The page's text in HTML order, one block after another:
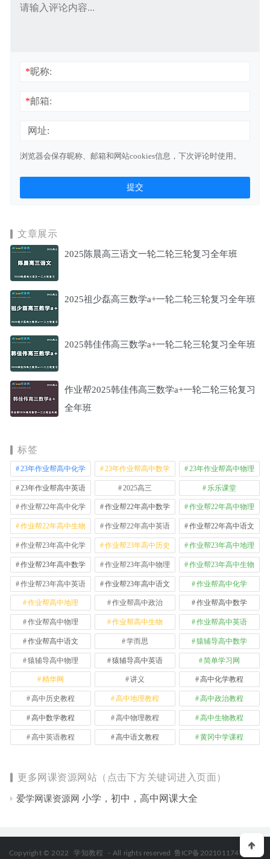
*昵称:
*邮箱:
网址:
浏览器会保存昵称、邮箱和网站cookies信息，下次评论时使用。
文章展示
2025陈晨高三语文一轮二轮三轮复习全年班
2025祖少磊高三数学a+一轮二轮三轮复习全年班
2025韩佳伟高三数学a+一轮二轮三轮复习全年班
作业帮2025韩佳伟高三数学a+一轮二轮三轮复习
全年班
标签
23年作业帮高中化学 23年作业帮高中数学 23年作业帮高中物理
23年作业帮高中英语 2025高三 乐乐课堂
作业帮22年高中化学 作业帮22年高中数学 作业帮22年高中物理
作业帮22年高中生物 作业帮22年高中英语 作业帮22年高中语文
作业帮23年高中化学 作业帮23年高中历史 作业帮23年高中地理
作业帮23年高中数学 作业帮23年高中物理 作业帮23年高中生物
作业帮23年高中英语 作业帮23年高中语文 作业帮高中化学
作业帮高中地理 作业帮高中政治 作业帮高中数学
作业帮高中物理 作业帮高中生物 作业帮高中英语
作业帮高中语文 学而思 猿辅导高中数学
猿辅导高中物理 猿辅导高中英语 简单学习网
精华网 讲义 高中化学教程
高中历史教程 高中地理教程 高中政治教程
高中数学教程 高中物理教程 高中生物教程
高中英语教程 高中语文教程 黄冈中学课程
更多网课资源网站（点击下方关键词进入页面）
爱学网课资源网 小学，初中，高中网课大全
Copyright © 2022 学知教程 - All rights reserved 鲁ICP备2021011747号-2